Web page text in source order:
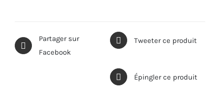
Partager sur
Facebook
Tweeter ce produit
Épingler ce produit